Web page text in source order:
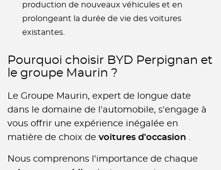
production de nouveaux véhicules et en
prolongeant la durée de vie des voitures
existantes.
Pourquoi choisir BYD Perpignan et
le groupe Maurin ?
Le Groupe Maurin, expert de longue date
dans le domaine de l'automobile, s'engage à
vous offrir une expérience inégalée en
matière de choix de voitures d'occasion .
Nous comprenons l'importance de chaque